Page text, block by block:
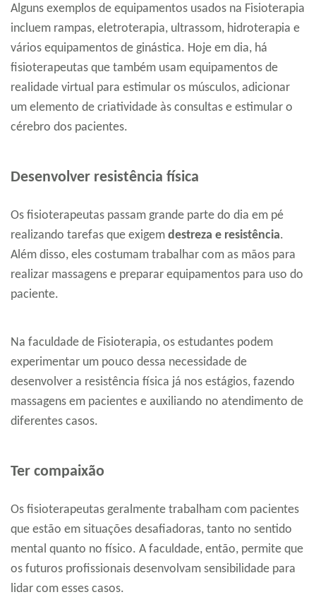
Alguns exemplos de equipamentos usados na Fisioterapia
incluem rampas, eletroterapia, ultrassom, hidroterapia e
vários equipamentos de ginástica. Hoje em dia, há
fisioterapeutas que também usam equipamentos de
realidade virtual para estimular os músculos, adicionar
um elemento de criatividade às consultas e estimular o
cérebro dos pacientes.
Desenvolver resistência física
Os fisioterapeutas passam grande parte do dia em pé
realizando tarefas que exigem destreza e resistência.
Além disso, eles costumam trabalhar com as mãos para
realizar massagens e preparar equipamentos para uso do
paciente.
Na faculdade de Fisioterapia, os estudantes podem
experimentar um pouco dessa necessidade de
desenvolver a resistência física já nos estágios, fazendo
massagens em pacientes e auxiliando no atendimento de
diferentes casos.
Ter compaixão
Os fisioterapeutas geralmente trabalham com pacientes
que estão em situações desafiadoras, tanto no sentido
mental quanto no físico. A faculdade, então, permite que
os futuros profissionais desenvolvam sensibilidade para
lidar com esses casos.